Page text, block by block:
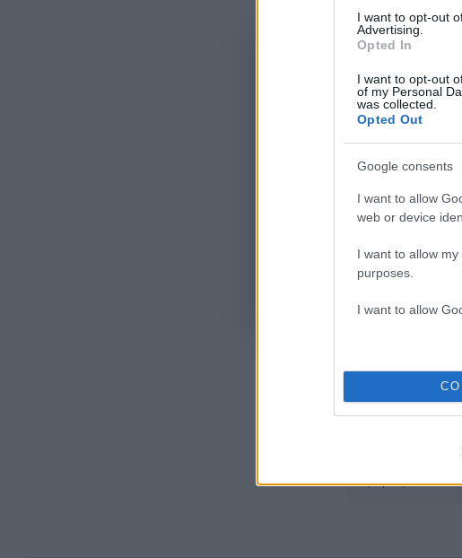
I want to opt-out
Advertising.
Opted In
I want to opt-out
of my Personal
was collected.
Opted Out
Google consents
I want to allow
web or device
I want to allow
purposes.
I want to allow
Ακολουθήστε
ημέρας